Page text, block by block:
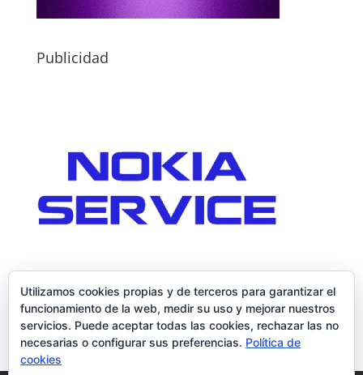
Publicidad
Utilizamos cookies propias y de terceros para garantizar el
funcionamiento de la web, medir su uso y mejorar nuestros
servicios. Puede aceptar todas las cookies, rechazar las no
necesarias o configurar sus preferencias. Política de
cookies